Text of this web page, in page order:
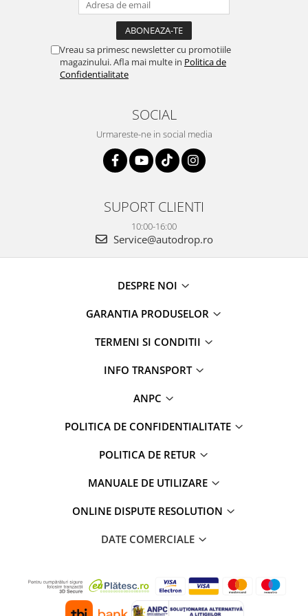
Vreau sa primesc newsletter cu promotiile
magazinului. Afla mai multe in Politica de
Confidentialitate
SOCIAL
Urmareste-ne in social media
SUPORT CLIENTI
10:00-16:00
Service@autodrop.ro
DESPRE NOI
GARANTIA PRODUSELOR
TERMENI SI CONDITII
INFO TRANSPORT
ANPC
POLITICA DE CONFIDENTIALITATE
POLITICA DE RETUR
MANUALE DE UTILIZARE
ONLINE DISPUTE RESOLUTION
DATE COMERCIALE